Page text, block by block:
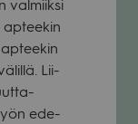
val­miiksi
aptee­kin
Lii­
ede­